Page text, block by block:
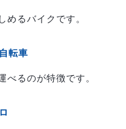
めるバイクです。
転車
べるのが特徴です。